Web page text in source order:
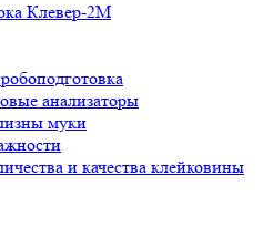
Клевер-2М
анализаторы
муки
и качества клейковины